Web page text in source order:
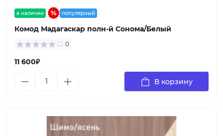
в наличии популярный
Комод Мадагаскар полн-й Сонома/Белый
0
11 600₽
В корзину